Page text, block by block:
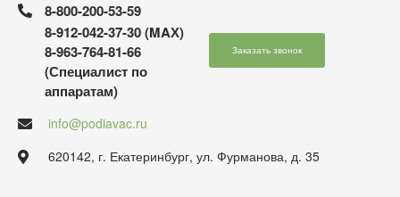
8-800-200-53-59
8-912-042-37-30 (MAХ)
8-963-764-81-66
(Специалист по
аппаратам)
Заказать звонок
info@podiavac.ru
620142, г. Екатеринбург, ул. Фурманова, д. 35